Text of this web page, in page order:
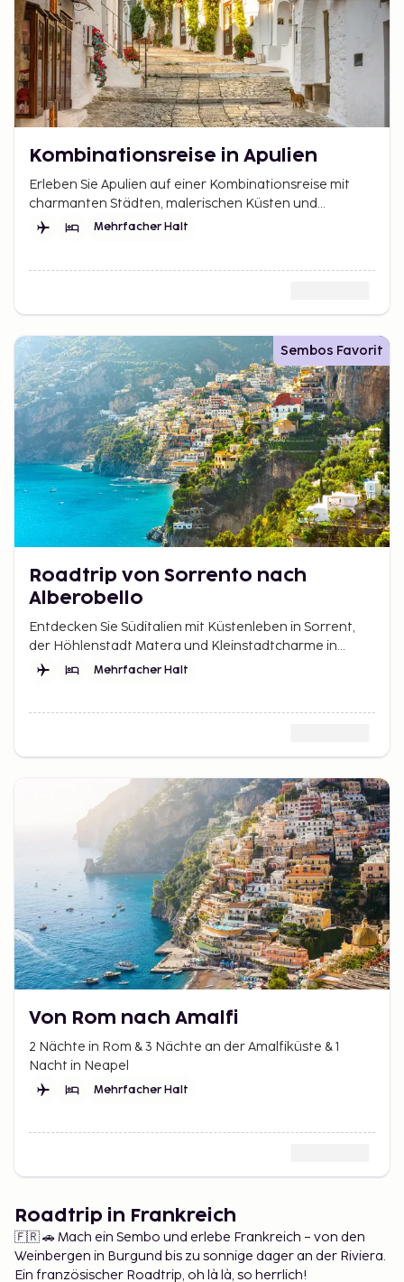
Kombinationsreise in Apulien
Erleben Sie Apulien auf einer Kombinationsreise mit
charmanten Städten, malerischen Küsten und
historischen Highlights. Genuss, Kultur und Sonne pur.
Mehrfacher Halt
Sembos Favorit
Roadtrip von Sorrento nach
Alberobello
Entdecken Sie Süditalien mit Küstenleben in Sorrent,
der Höhlenstadt Matera und Kleinstadtcharme in
Alberobello – drei Orte auf derselben Reise.
Mehrfacher Halt
Von Rom nach Amalfi
2 Nächte in Rom & 3 Nächte an der Amalfiküste & 1
Nacht in Neapel
Mehrfacher Halt
Roadtrip in Frankreich
🇫🇷 🚗 Mach ein Sembo und erlebe Frankreich – von den
Weinbergen in Burgund bis zu sonnige dager an der Riviera.
Ein französischer Roadtrip, oh là là, so herrlich!